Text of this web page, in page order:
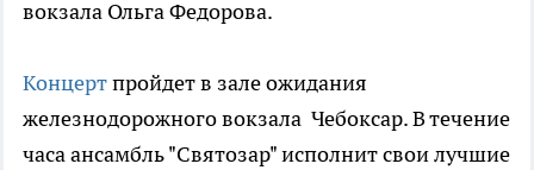
вокзала Ольга Федорова.
Концертпройдет в зале ожидания
железнодорожного вокзала Чебоксар. В течение
часа ансамбль "Святозар" исполнит свои лучшие